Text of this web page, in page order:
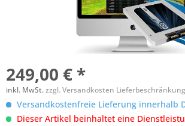
249,00 € *
inkl. MwSt.zzgl. Versandkosten
Versandkostenfreie Lieferung innerhalb
Dieser Artikel beinhaltet eine